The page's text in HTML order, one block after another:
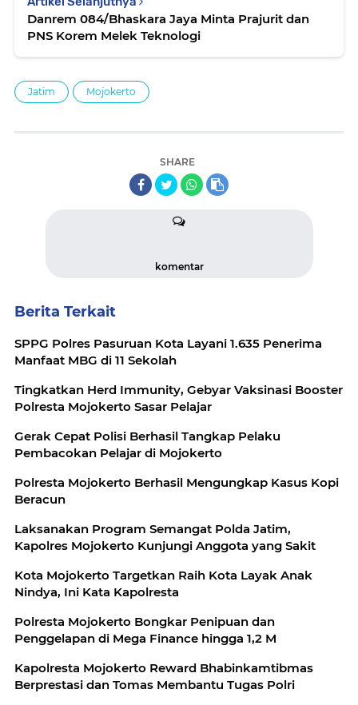
Danrem 084/Bhaskara Jaya Minta Prajurit dan
PNS Korem Melek Teknologi
Jatim Mojokerto
SHARE
komentar
Berita Terkait
SPPG Polres Pasuruan Kota Layani 1.635 Penerima
Manfaat MBG di 11 Sekolah
Tingkatkan Herd Immunity, Gebyar Vaksinasi Booster
Polresta Mojokerto Sasar Pelajar
Gerak Cepat Polisi Berhasil Tangkap Pelaku
Pembacokan Pelajar di Mojokerto
Polresta Mojokerto Berhasil Mengungkap Kasus Kopi
Beracun
Laksanakan Program Semangat Polda Jatim,
Kapolres Mojokerto Kunjungi Anggota yang Sakit
Kota Mojokerto Targetkan Raih Kota Layak Anak
Nindya, Ini Kata Kapolresta
Polresta Mojokerto Bongkar Penipuan dan
Penggelapan di Mega Finance hingga 1,2 M
Kapolresta Mojokerto Reward Bhabinkamtibmas
Berprestasi dan Tomas Membantu Tugas Polri